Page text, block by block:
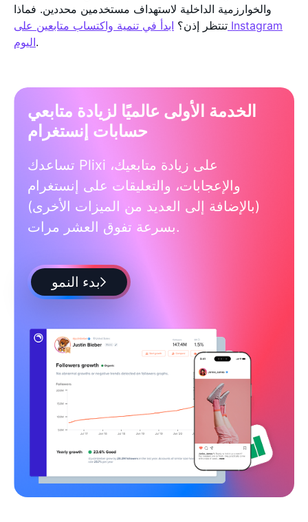
والخوارزمية الداخلية لاستهداف مستخدمين محددين. فماذا
تنتظر إذن؟ ابدأ في تنمية واكتساب متابعين على Instagram
اليوم.
الخدمة الأولى عالميًا لزيادة متابعي
حسابات إنستغرام
تساعدك Plixi على زيادة متابعيك،
والإعجابات، والتعليقات على إنستغرام
(بالإضافة إلى العديد من الميزات الأخرى)
بسرعة تفوق العشر مرات.
بدء النمو